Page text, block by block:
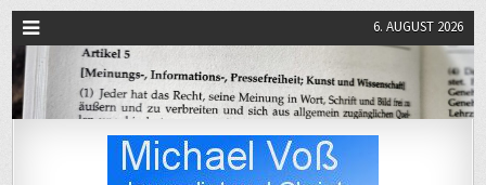
6. AUGUST 2026